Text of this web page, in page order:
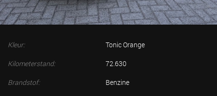
Kleur: Tonic Orange
Kilometerstand: 72.630
Brandstof: Benzine